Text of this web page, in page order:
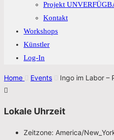
Projekt
Kontakt
Workshops
Künstler
Log-In
Home Events Ingo im Labor –
Lokale Uhrzeit
Zeitzone: America/